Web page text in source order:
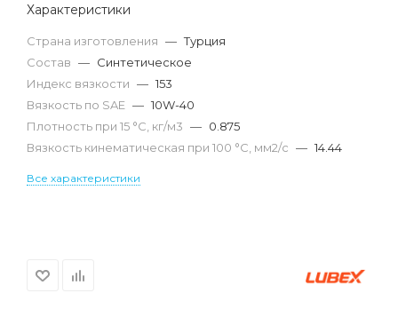
Характеристики
Страна изготовления — Турция
Состав — Синтетическое
Индекс вязкости — 153
Вязкость по SAE — 10W-40
Плотность при 15 °С, кг/м3 — 0.875
Вязкость кинематическая при 100 °С, мм2/с — 14.44
Все характеристики